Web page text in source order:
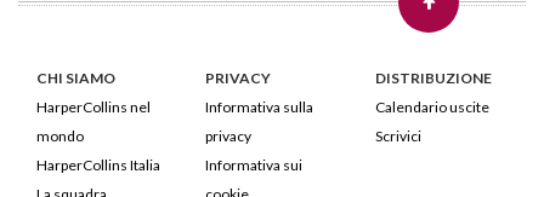
CHI SIAMO
HarperCollins nel
mondo
HarperCollins Italia
PRIVACY
Informativa sulla
privacy
Informativa sui
DISTRIBUZIONE
Calendario uscite
Scrivici